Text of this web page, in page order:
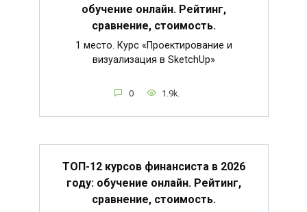
обучение онлайн. Рейтинг,
сравнение, стоимость.
1 место. Курс «Проектирование и
визуализация в SketchUp»
0 1.9k.
ТОП-12 курсов финансиста в 2026
году: обучение онлайн. Рейтинг,
сравнение, стоимость.